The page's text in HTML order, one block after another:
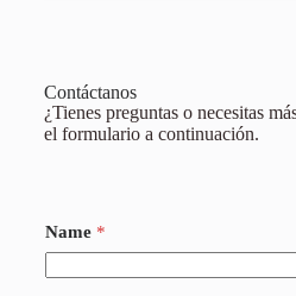
Contáctanos
¿Tienes preguntas o necesitas
el formulario a continuación.
Name *